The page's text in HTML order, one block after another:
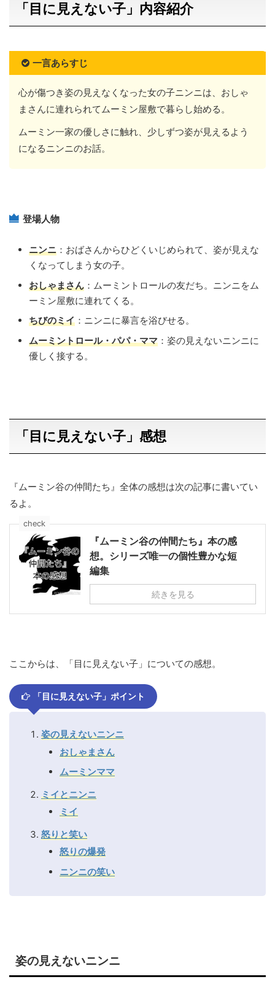
「目に見えない子」内容紹介
一言あらすじ
心が傷つき姿の見えなくなった女の子ニンニは、おしゃ
まさんに連れられてムーミン屋敷で暮らし始める。
ムーミン一家の優しさに触れ、少しずつ姿が見えるよう
になるニンニのお話。
登場人物
ニンニ ：おばさんからひどくいじめられて、姿が見えな
くなってしまう女の子。
おしゃまさん ：ムーミントロールの友だち。ニンニをム
ーミン屋敷に連れてくる。
ちびのミイ ：ニンニに暴言を浴びせる。
ムーミントロール・パパ・ママ ：姿の見えないニンニに
優しく接する。
「目に見えない子」感想
『ムーミン谷の仲間たち』全体の感想は次の記事に書いてい
るよ。
check
『ムーミン谷の仲間たち』本の感
想。シリーズ唯一の個性豊かな短
編集
続きを見る
ここからは、「目に見えない子」についての感想。
「目に見えない子」ポイント
姿の見えないニンニ
おしゃまさん
ムーミンママ
ミイとニンニ
ミイ
怒りと笑い
怒りの爆発
ニンニの笑い
姿の見えないニンニ